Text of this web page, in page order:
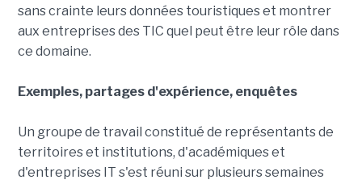
sans crainte leurs données touristiques et montrer
aux entreprises des TIC quel peut être leur rôle dans
ce domaine.
Exemples, partages d'expérience, enquêtes
Un groupe de travail constitué de représentants de
territoires et institutions, d'académiques et
d'entreprises IT s'est réuni sur plusieurs semaines